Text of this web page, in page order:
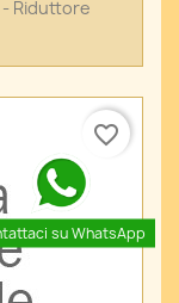
- Riduttore
favorite_border
su WhatsApp